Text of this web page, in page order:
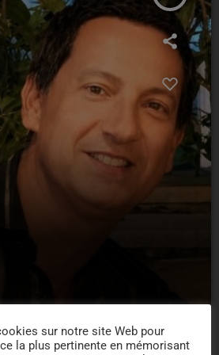
sur notre site Web pour
la plus pertinente en mémorisant